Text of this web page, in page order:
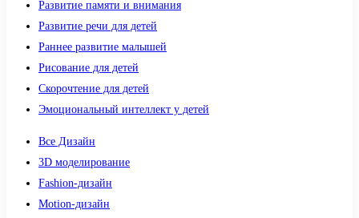
Развитие памяти и внимания
Развитие речи для детей
Раннее развитие малышей
Рисование для детей
Скорочтение для детей
Эмоциональный интеллект у детей
Все Дизайн
3D моделирование
Fashion-дизайн
Motion-дизайн